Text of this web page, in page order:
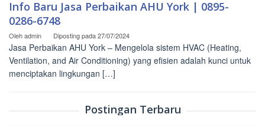
Info Baru Jasa Perbaikan AHU York | 0895-
0286-6748
Olehadmin Diposting pada27/07/2024
Jasa Perbaikan AHU York – Mengelola sistem HVAC (Heating,
Ventilation, and Air Conditioning) yang efisien adalah kunci untuk
menciptakan lingkungan […]
Postingan Terbaru